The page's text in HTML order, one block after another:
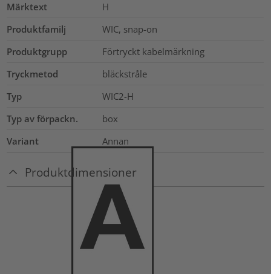
Märktext
H
Produktfamilj
WIC, snap-on
Produktgrupp
Förtryckt kabelmärkning
Tryckmetod
bläckstråle
Typ
WIC2-H
Typ av förpackn.
box
Variant
Annan
Produktdimensioner